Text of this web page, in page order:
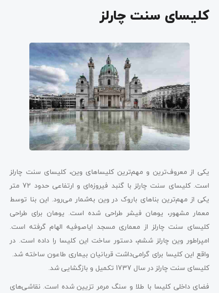
کلیسای سنت چارلز
یکی از معروف‌ترین و مهم‌ترین کلیساهای وین، کلیسای سنت چارلز
است. کلیسای سنت چارلز با گنبد فیروزه‌ای و ارتفاعی حدود 72 متر
یکی از مهم‌ترین بناهای باروک در وین به‌شمار می‌رود. این بنا توسط
معمار مشهور، یوهان فیشر طراحی شده است. یوهان برای طراحی
کلیسای سنت چارلز از معماری مسجد ایاصوفیه الهام گرفته است.
امپراطور وین چارلز ششم، دستور ساخت این کلیسا را داده است. در
واقع این کلیسا برای گرامی‌داشت قربانیان بیماری طاعون ساخته شد.
کلیسای سنت چارلز در سال 1737 تکمیل و بازگشایی شد.
فضای داخلی کلیسا با طلا و سنگ مرمر تزیین شده است. نقاشی‌های